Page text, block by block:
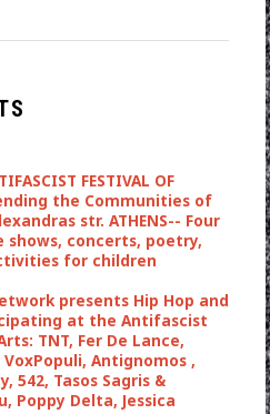
FESTIVAL OF
the Communities of
str. ATHENS-- Four
concerts, poetry,
for children
presents Hip Hop and
at the Antifascist
TNT, Fer De Lance,
VoxPopuli, Antignomos ,
542, Tasos Sagris &
Poppy Delta, Jessica